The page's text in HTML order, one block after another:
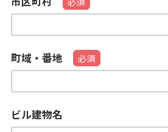
町域・番地
ビル建物名